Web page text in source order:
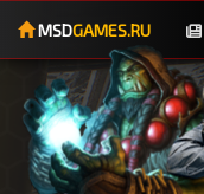
MSDGAMES.RU